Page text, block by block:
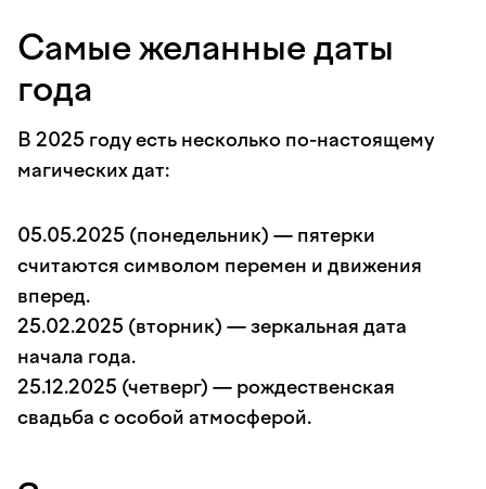
Самые желанные даты
года
В 2025 году есть несколько по-настоящему
магических дат:
05.05.2025 (понедельник) — пятерки
считаются символом перемен и движения
вперед.
25.02.2025 (вторник) — зеркальная дата
начала года.
25.12.2025 (четверг) — рождественская
свадьба с особой атмосферой.